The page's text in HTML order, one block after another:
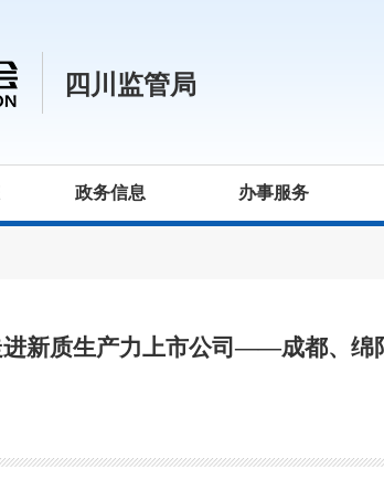
四川监管局
政务信息 办事服务
进新质生产力上市公司——成都、绵